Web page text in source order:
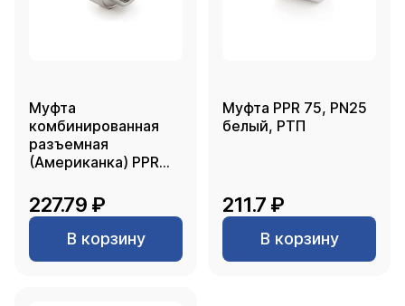
Муфта
комбинированная
разъемная
(Американка) PPR
20х 3/4, белый, RTP
227.79 ₽
В корзину
Муфта PPR 75, PN25
белый, РТП
211.7 ₽
В корзину